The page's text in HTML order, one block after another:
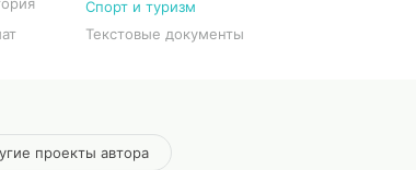
Спорт и туризм
Текстовые документы
проекты автора